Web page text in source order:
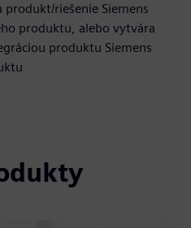
produkt/riešenie Siemens
produktu, alebo vytvára
produktu Siemens